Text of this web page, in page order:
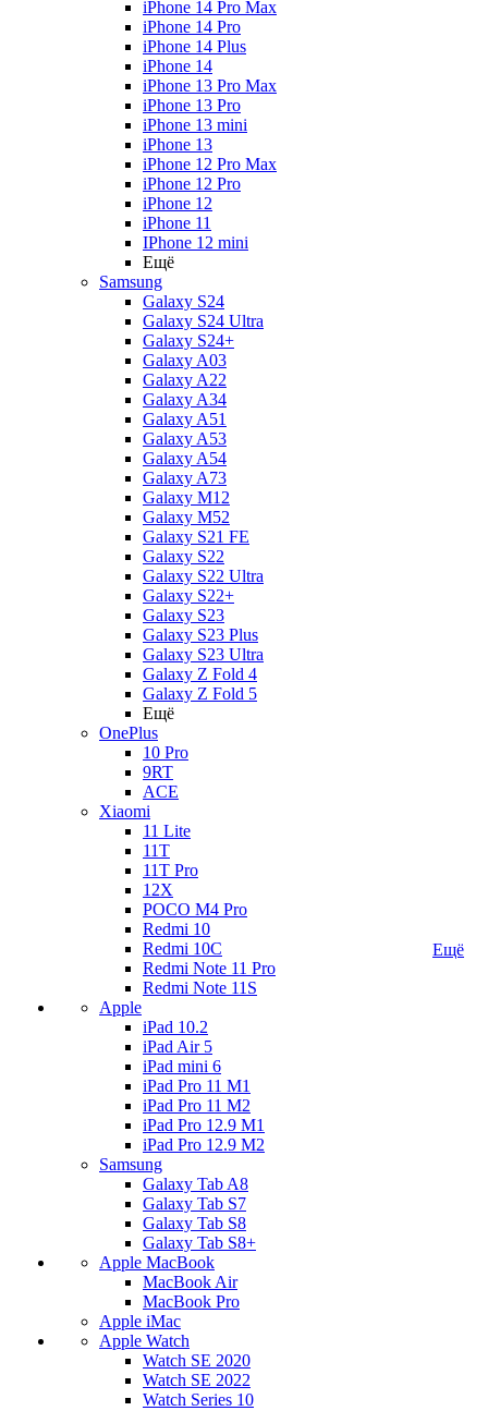
iPhone 14 Pro Max
iPhone 14 Pro
iPhone 14 Plus
iPhone 14
iPhone 13 Pro Max
iPhone 13 Pro
iPhone 13 mini
iPhone 13
iPhone 12 Pro Max
iPhone 12 Pro
iPhone 12
iPhone 11
IPhone 12 mini
Ещё
Samsung
Galaxy S24
Galaxy S24 Ultra
Galaxy S24+
Galaxy A03
Galaxy A22
Galaxy A34
Galaxy A51
Galaxy A53
Galaxy A54
Galaxy A73
Galaxy M12
Galaxy M52
Galaxy S21 FE
Galaxy S22
Galaxy S22 Ultra
Galaxy S22+
Galaxy S23
Galaxy S23 Plus
Galaxy S23 Ultra
Galaxy Z Fold 4
Galaxy Z Fold 5
Ещё
OnePlus
10 Pro
9RT
ACE
Xiaomi
11 Lite
11T
11T Pro
12X
POCO M4 Pro
Redmi 10
Redmi 10C
Redmi Note 11 Pro
Redmi Note 11S
Apple
iPad 10.2
iPad Air 5
iPad mini 6
iPad Pro 11 M1
iPad Pro 11 M2
iPad Pro 12.9 M1
iPad Pro 12.9 M2
Samsung
Galaxy Tab A8
Galaxy Tab S7
Galaxy Tab S8
Galaxy Tab S8+
Apple MacBook
MacBook Air
MacBook Pro
Apple iMac
Apple Watch
Watch SE 2020
Watch SE 2022
Watch Series 10
Ещё